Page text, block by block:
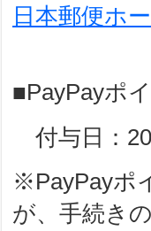
日本郵便ホ
■PayPayポ
付与日：
※PayPayポ
が、手続き